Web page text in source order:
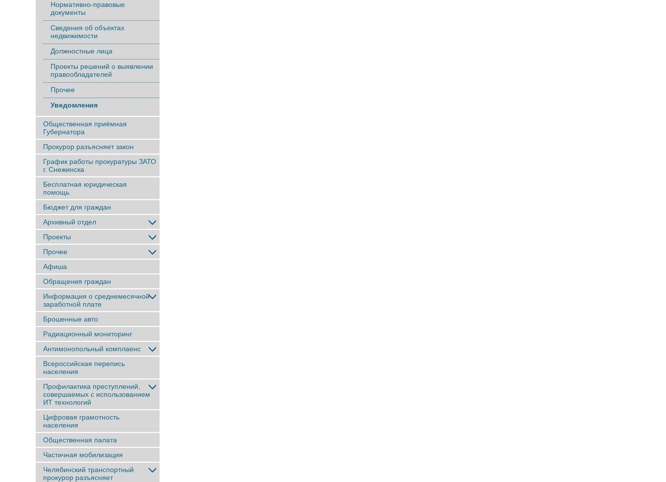
Нормативно-правовые
документы
Сведения об объектах
недвижимости
Должностные лица
Проекты решений о выявлении
правообладателей
Прочее
Уведомления
Общественная приёмная
Губернатора
Прокурор разъясняет закон
График работы прокуратуры ЗАТО
г. Снежинска
Бесплатная юридическая
помощь
Бюджет для граждан
Архивный отдел
Проекты
Прочее
Афиша
Обращения граждан
Информация о среднемесячной
заработной плате
Брошенные авто
Радиационный мониторинг
Антимонопольный комплаенс
Всероссийская перепись
населения
Профилактика преступлений,
совершаемых с использованием
ИТ технологий
Цифровая грамотность
населения
Общественная палата
Частичная мобилизация
Челябинский транспортный
прокурор разъясняет